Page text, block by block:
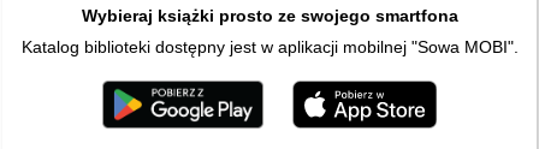
Wybieraj książki prosto ze swojego smartfona
Katalog biblioteki dostępny jest w aplikacji mobilnej "Sowa MOBI".